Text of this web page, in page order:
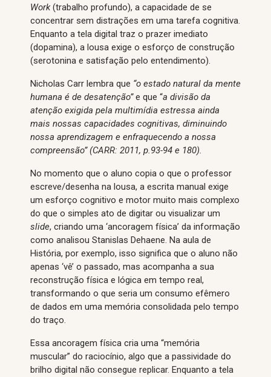
Work(trabalho profundo), a capacidade de se
concentrar sem distrações em uma tarefa cognitiva.
Enquanto a tela digital traz o prazer imediato
(dopamina), a lousa exige o esforço de construção
(serotonina e satisfação pelo entendimento).
Nicholas Carr lembra que “o estado natural da mente
humana é de desatenção”e que “a divisão da
atenção exigida pela multimídia estressa ainda
mais nossas capacidades cognitivas, diminuindo
nossa aprendizagem e enfraquecendo a nossa
compreensão” (CARR: 2011, p.93-94 e 180).
No momento que o aluno copia o que o professor
escreve/desenha na lousa, a escrita manual exige
um esforço cognitivo e motor muito mais complexo
do que o simples ato de digitar ou visualizar um
slide, criando uma ‘ancoragem física’ da informação
como analisou Stanislas Dehaene. Na aula de
História, por exemplo, isso significa que o aluno não
apenas ‘vê’ o passado, mas acompanha a sua
reconstrução física e lógica em tempo real,
transformando o que seria um consumo efêmero
de dados em uma memória consolidada pelo tempo
do traço.
Essa ancoragem física cria uma “memória
muscular” do raciocínio, algo que a passividade do
brilho digital não consegue replicar. Enquanto a tela